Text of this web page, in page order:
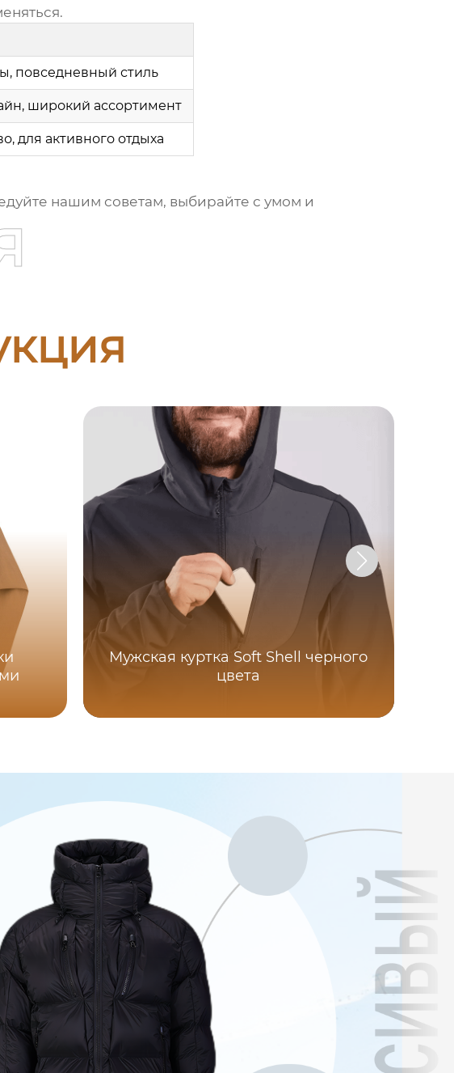
повседневный стиль
широкий ассортимент
для активного отдыха
нашим советам, выбирайте с умом и
Мужская куртка Soft Shell черного
цвета